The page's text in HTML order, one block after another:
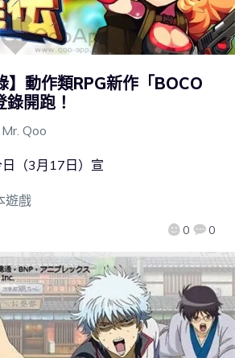
】動作類RPG新作「BOCO
開跑！
Mr. Qoo
0 0
（3月17日）宣
遊戲